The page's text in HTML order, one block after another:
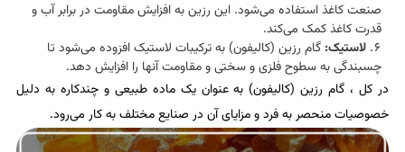
صنعت کاغذ استفاده می‌شود. این رزین به افزایش مقاومت در برابر آب و
قدرت کاغذ کمک می‌کند.
لاستیک: گام رزین (کالیفون) به ترکیبات لاستیک افزوده می‌شود تا
چسبندگی به سطوح فلزی و سختی و مقاومت آنها را افزایش دهد.
در کل ، گام رزین (کالیفون) به عنوان یک ماده طبیعی و چندکاره به دلیل
خصوصیات منحصر به فرد و مزایای آن در صنایع مختلف به کار می‌رود.